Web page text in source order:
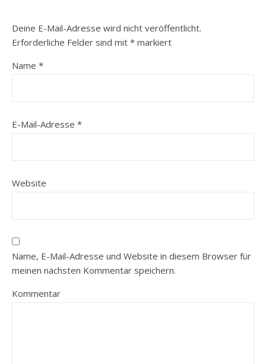
Deine E-Mail-Adresse wird nicht veröffentlicht.
Erforderliche Felder sind mit * markiert
Name *
E-Mail-Adresse *
Website
Name, E-Mail-Adresse und Website in diesem Browser für
meinen nächsten Kommentar speichern.
Kommentar